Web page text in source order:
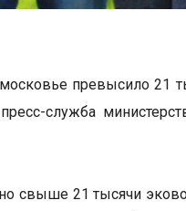
превысило 21
служба
свыше 21 тысячи